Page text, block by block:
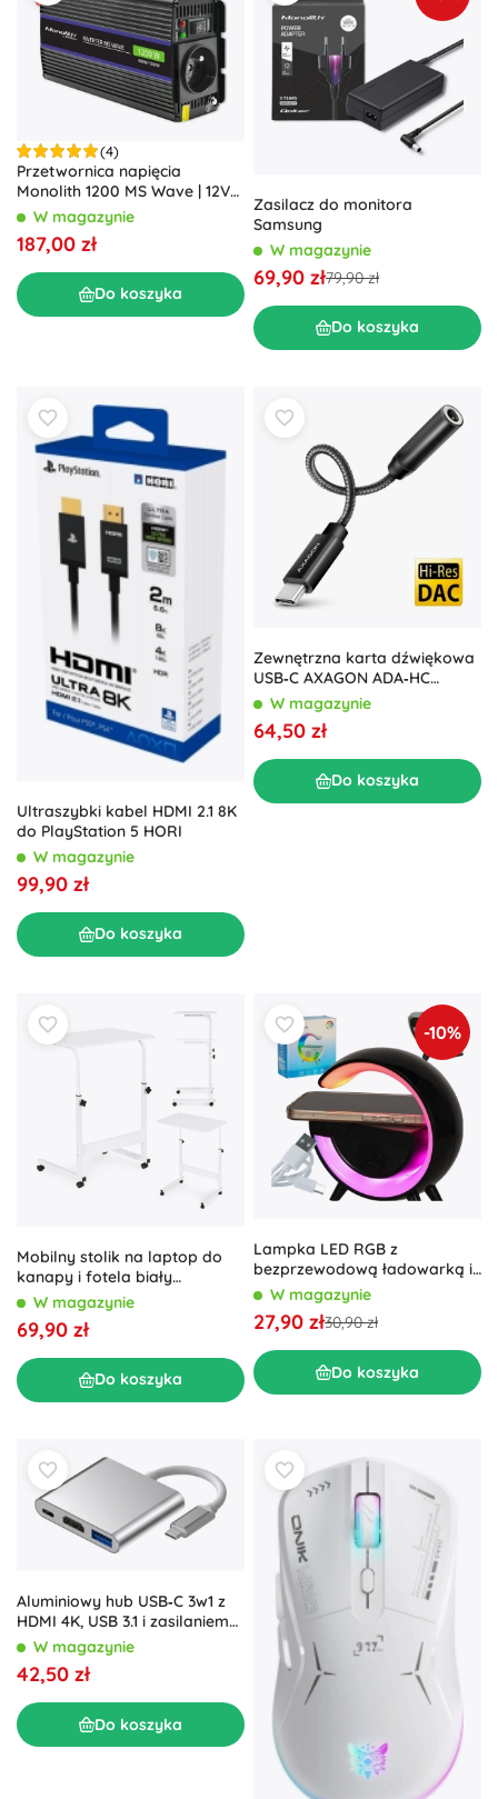
(4)
Przetwornica napięcia
Monolith 1200 MS Wave | 12V
na 230V | 600/1200W | USB
W magazynie
187,00 zł
Do koszyka
Zasilacz do monitora
Samsung
W magazynie
69,90 zł79,90 zł
Do koszyka
Ultraszybki kabel HDMI 2.1 8K
do PlayStation 5 HORI
W magazynie
99,90 zł
Do koszyka
Zewnętrzna karta dźwiękowa
USB‑C AXAGON ADA‑HC
32‑bitowy DAC z gniazdem 3,5
mm (384 kHz)
W magazynie
64,50 zł
Do koszyka
Mobilny stolik na laptop do
kanapy i fotela biały
ModernHome
W magazynie
69,90 zł
Do koszyka
-10%
Lampka LED RGB z
bezprzewodową ładowarką i
głośnikiem czarna
W magazynie
27,90 zł30,90 zł
Do koszyka
Aluminiowy hub USB‑C 3w1 z
HDMI 4K, USB 3.1 i zasilaniem
USB‑C – srebrny
W magazynie
42,50 zł
Do koszyka